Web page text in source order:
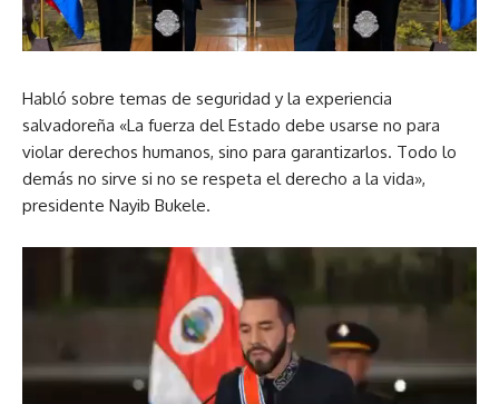
Habló sobre temas de seguridad y la experiencia
salvadoreña «La fuerza del Estado debe usarse no para
violar derechos humanos, sino para garantizarlos. Todo lo
demás no sirve si no se respeta el derecho a la vida»,
presidente Nayib Bukele.